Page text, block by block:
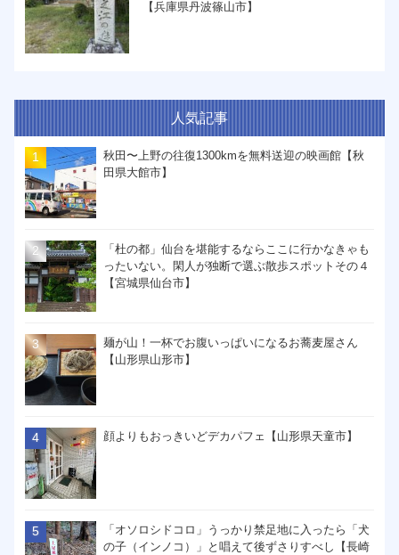
【兵庫県丹波篠山市】
人気記事
秋田〜上野の往復1300kmを無料送迎の映画館【秋
田県大館市】
「杜の都」仙台を堪能するならここに行かなきゃも
ったいない。閑人が独断で選ぶ散歩スポットその４
【宮城県仙台市】
麺が山！一杯でお腹いっぱいになるお蕎麦屋さん
【山形県山形市】
顔よりもおっきいどデカパフェ【山形県天童市】
「オソロシドコロ」うっかり禁足地に入ったら「犬
の子（インノコ）」と唱えて後ずさりすべし【長崎